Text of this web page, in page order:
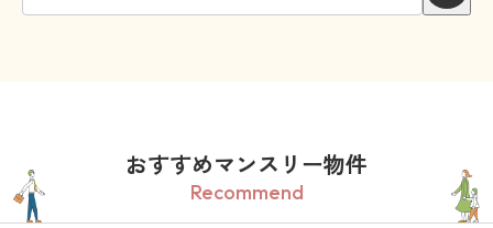
おすすめマンスリー物件
Recommend